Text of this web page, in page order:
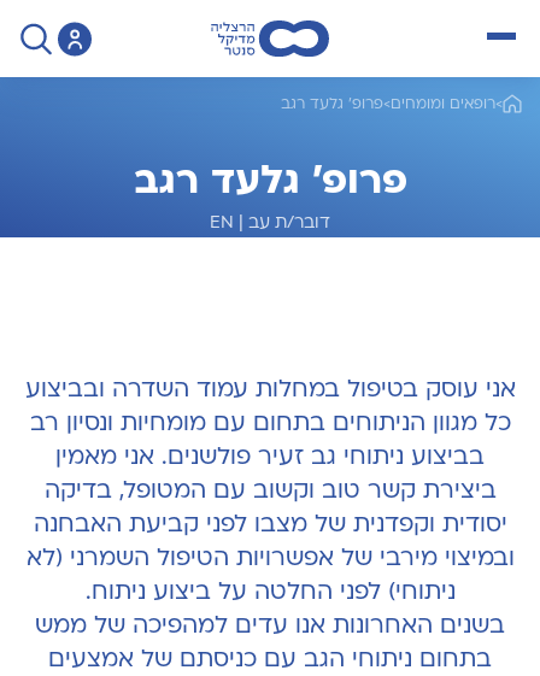
>רופאים ומומחים>פרופ' גלעד רגב
פרופ' גלעד רגב
דובר/ת עב |
EN
אני עוסק בטיפול במחלות עמוד השדרה ובביצוע
כל מגוון הניתוחים בתחום עם מומחיות ונסיון רב
בביצוע ניתוחי גב זעיר פולשנים. אני מאמין
ביצירת קשר טוב וקשוב עם המטופל, בדיקה
יסודית וקפדנית של מצבו לפני קביעת האבחנה
ובמיצוי מירבי של אפשרויות הטיפול השמרני (לא
ניתוחי) לפני החלטה על ביצוע ניתוח.
בשנים האחרונות אנו עדים למהפיכה של ממש
בתחום ניתוחי הגב עם כניסתם של אמצעים